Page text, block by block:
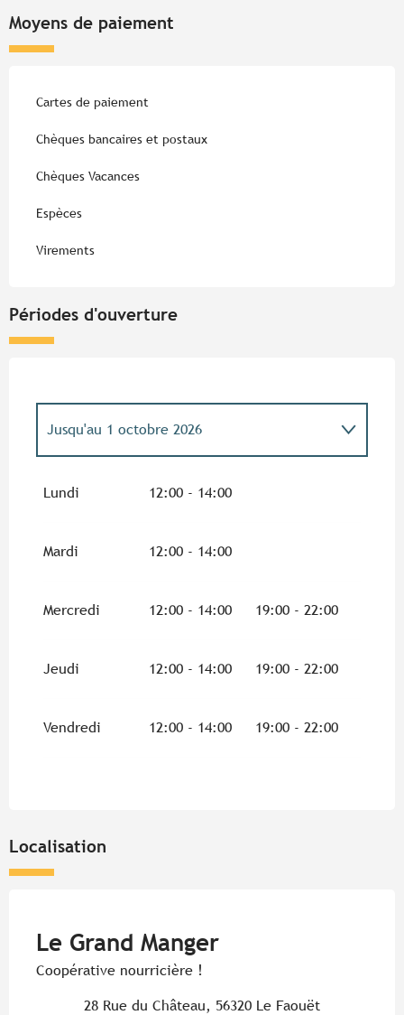
Moyens de paiement
Cartes de paiement
Chèques bancaires et postaux
Chèques Vacances
Espèces
Virements
Périodes d'ouverture
Jusqu'au 1 octobre 2026
Lundi 12:00 - 14:00
Mardi 12:00 - 14:00
Mercredi 12:00 - 14:00 19:00 - 22:00
Jeudi 12:00 - 14:00 19:00 - 22:00
Vendredi 12:00 - 14:00 19:00 - 22:00
Localisation
Le Grand Manger
Coopérative nourricière !
28 Rue du Château, 56320 Le Faouët